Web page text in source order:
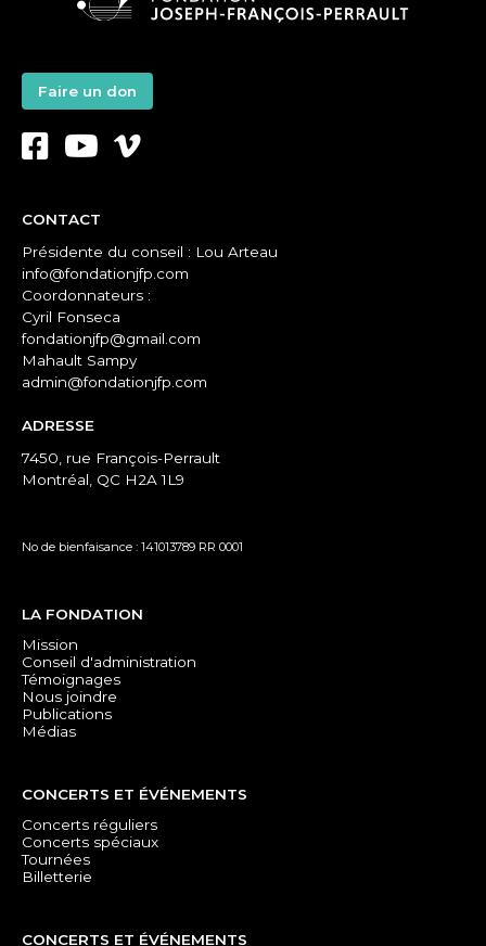
Faire un don
CONTACT
Présidente du conseil : Lou Arteau
info@fondationjfp.com
Coordonnateurs :
Cyril Fonseca
fondationjfp@gmail.com
Mahault Sampy
admin@fondationjfp.com
ADRESSE
7450, rue François-Perrault
Montréal, QC H2A 1L9
No de bienfaisance : 141013789 RR 0001
LA FONDATION
Mission
Conseil d'administration
Témoignages
Nous joindre
Publications
Médias
CONCERTS ET ÉVÉNEMENTS
Concerts réguliers
Concerts spéciaux
Tournées
Billetterie
CONCERTS ET ÉVÉNEMENTS